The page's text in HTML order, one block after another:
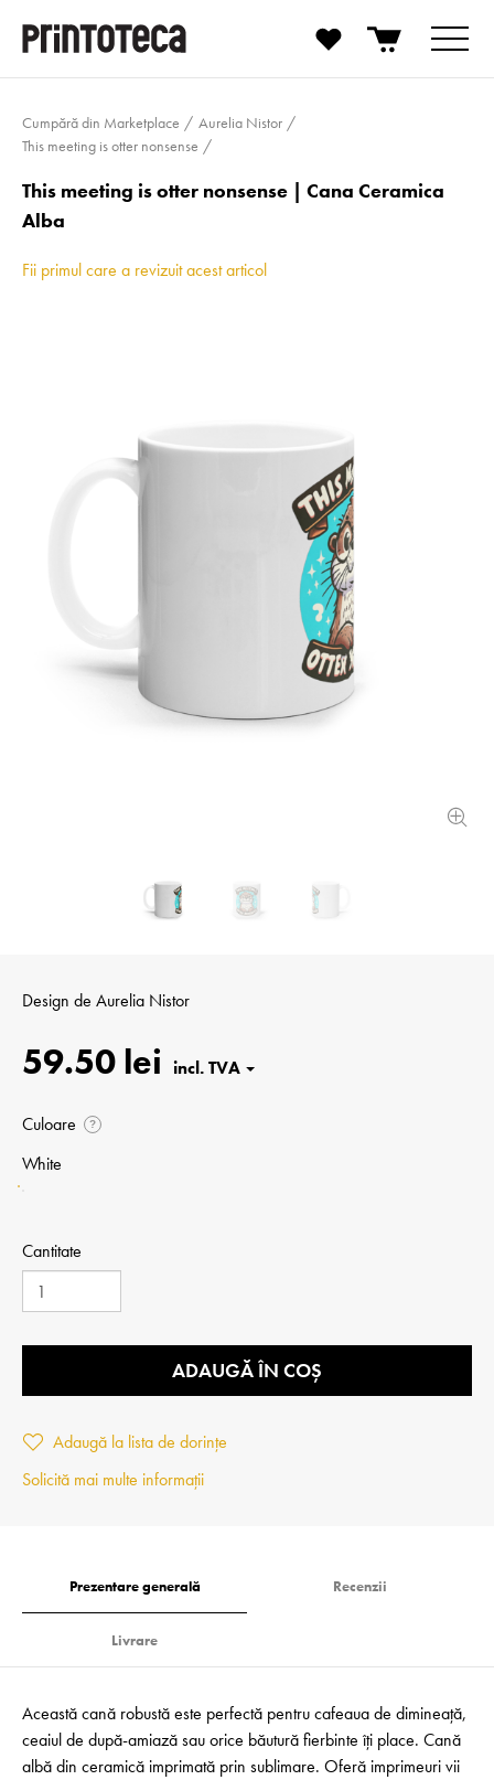
Cumpără din Marketplace
Aurelia Nistor
This meeting is otter nonsense
This meeting is otter nonsense | Cana Ceramica
Alba
Fii primul care a revizuit acest articol
Design de Aurelia Nistor
59.50 lei
Culoare ?
White
Cantitate
ADAUGĂ ÎN COȘ
Adaugă la lista de dorințe
Solicită mai multe informații
Prezentare generală Recenzii
Livrare
Această cană robustă este perfectă pentru cafeaua de dimineață,
ceaiul de după-amiază sau orice băutură fierbinte îți place. Cană
albă din ceramică imprimată prin sublimare. Oferă imprimeuri vii